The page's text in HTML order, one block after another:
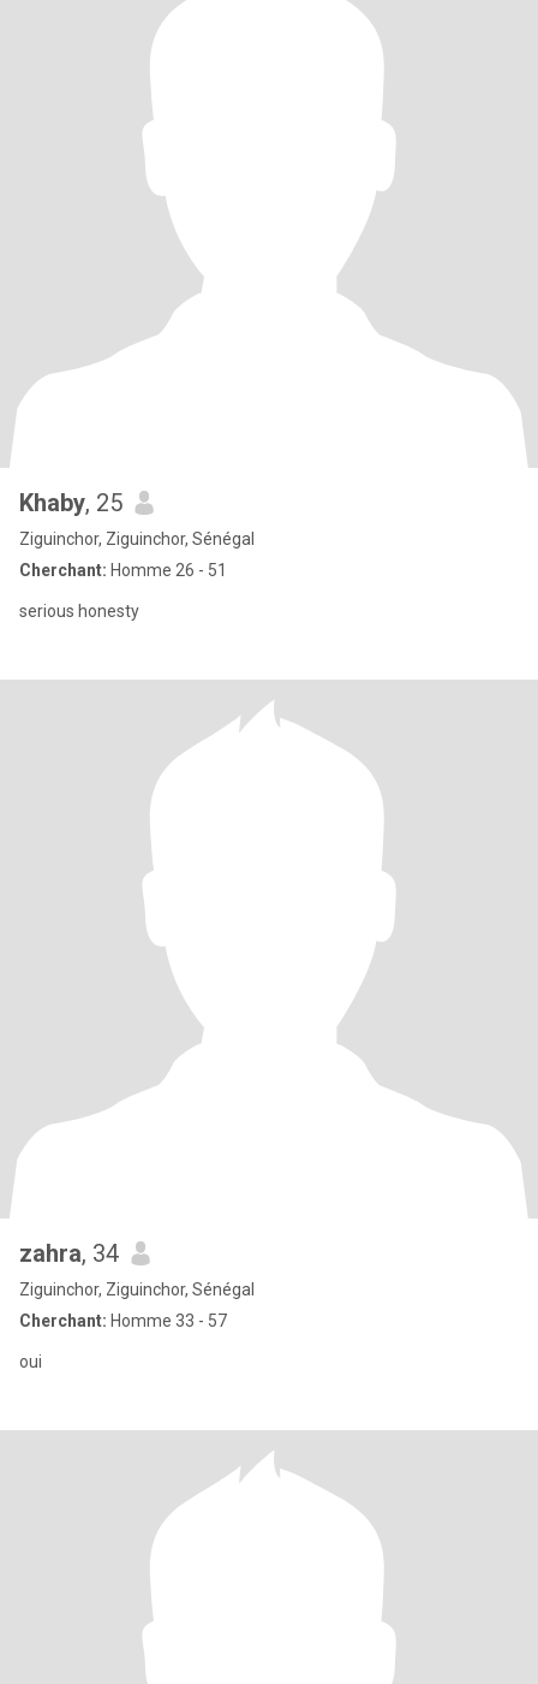
Khaby, 25
Ziguinchor, Ziguinchor, Sénégal
Cherchant: Homme 26 - 51
serious honesty
zahra, 34
Ziguinchor, Ziguinchor, Sénégal
Cherchant: Homme 33 - 57
oui